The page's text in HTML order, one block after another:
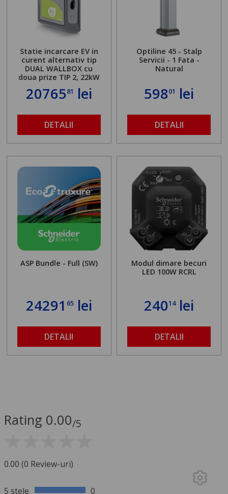
Statie incarcare EV in
curent alternativ tip
DUAL WALLBOX cu
doua prize TIP 2, 22kW
2076581 lei
DETALII
Optiline 45 - Stalp
Servicii - 1 Fata -
Natural
59801 lei
DETALII
ASP Bundle - Full (SW)
24291 65lei
DETALII
Modul dimare becuri
LED 100W RCRL
24014lei
DETALII
Rating 0.00/5
0.00 (0 Review-uri)
5 stele
0